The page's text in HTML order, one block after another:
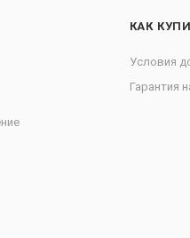
КАК
Условия
Гарантия